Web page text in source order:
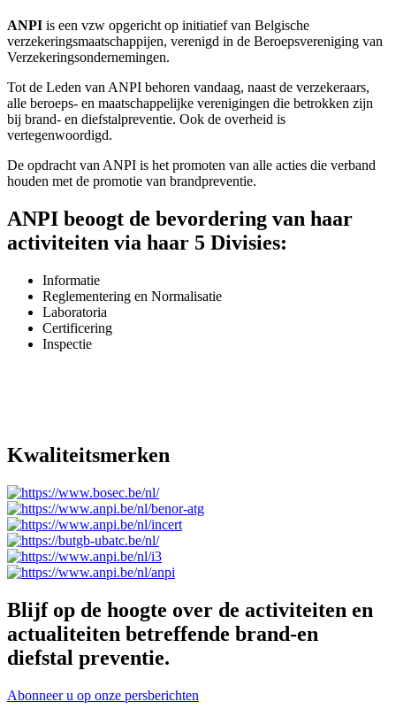
ANPI is een vzw opgericht op initiatief van Belgische
verzekeringsmaatschappijen, verenigd in de Beroepsvereniging van
Verzekeringsondernemingen.
Tot de Leden van ANPI behoren vandaag, naast de verzekeraars,
alle beroeps- en maatschappelijke verenigingen die betrokken zijn
bij brand- en diefstalpreventie. Ook de overheid is
vertegenwoordigd.
De opdracht van ANPI is het promoten van alle acties die verband
houden met de promotie van brandpreventie.
ANPI beoogt de bevordering van haar
activiteiten via haar 5 Divisies:
Informatie
Reglementering en Normalisatie
Laboratoria
Certificering
Inspectie
Kwaliteitsmerken
Blijf op de hoogte over de activiteiten en
actualiteiten betreffende brand-en
diefstal preventie.
Abonneer u op onze persberichten